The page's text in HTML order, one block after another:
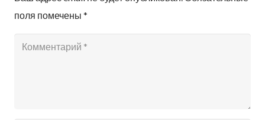
поля помечены *